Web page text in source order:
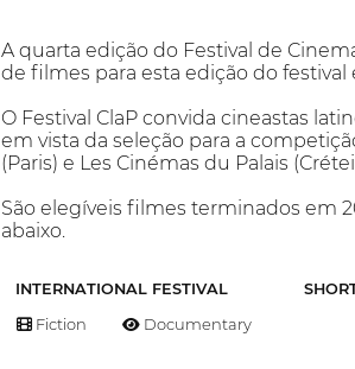
A quarta edição do Festival de
de filmes para esta edição do festival
O Festival ClaP convida cineastas
em vista da seleção para a
(Paris) e Les Cinémas du Palais
São elegíveis filmes terminados em
abaixo.
INTERNATIONAL FESTIVAL
Fiction Documentary